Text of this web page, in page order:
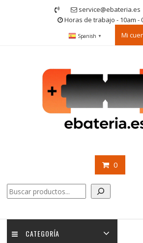
service@ebateria.es
Horas de trabajo - 10am -
Spanish ▼ Mi
0
Buscar
CATEGORÍA